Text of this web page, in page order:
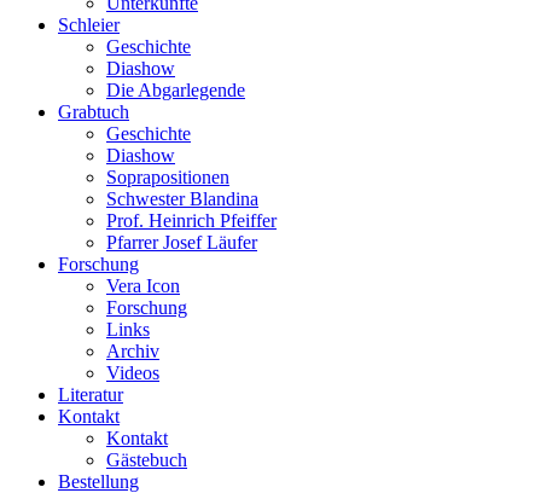
Schleier
Geschichte
Diashow
Die Abgarlegende
Grabtuch
Geschichte
Diashow
Soprapositionen
Schwester Blandina
Prof. Heinrich Pfeiffer
Pfarrer Josef Läufer
Forschung
Vera Icon
Forschung
Links
Archiv
Videos
Literatur
Kontakt
Kontakt
Gästebuch
Bestellung